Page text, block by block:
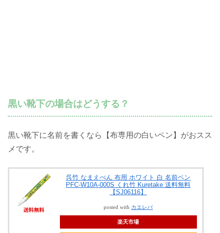
黒い靴下の場合はどうする？
黒い靴下に名前を書くなら【布専用の白いペン】がおスス
メです。
呉竹 なまえぺん 布用 ホワイト 白 名前ペン
PFC-W10A-000S くれ竹 Kuretake 送料無料
【SJ06116】
posted with カエレバ
楽天市場